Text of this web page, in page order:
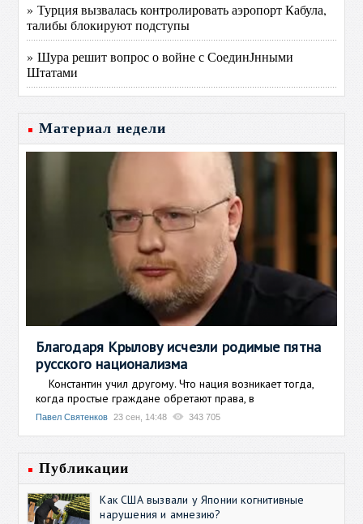
» Турция вызвалась контролировать аэропорт Кабула,
талибы блокируют подступы
» Шура решит вопрос о войне с СоединЈнными
Штатами
Материал недели
Благодаря Крылову исчезли родимые пятна
русского национализма
Константин учил другому. Что нация возникает тогда,
когда простые граждане обретают права, в
Павел Святенков 23 сен, 14:48 343 705
Публикации
Как США вызвали у Японии когнитивные
нарушения и амнезию?